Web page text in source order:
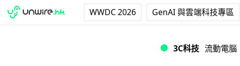
WWDC 2026 GenAI 與雲端科技專區
3C科技 流動電腦